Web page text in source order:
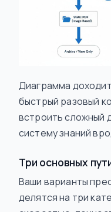
Диаграмма
быстрый разовый
встроить сложный
систему знаний
Три основных
Ваши варианты
делятся на три